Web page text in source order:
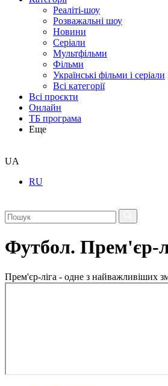
Реаліті-шоу
Розважальні шоу
Новини
Серіали
Мультфільми
Фільми
Українські фільми і серіали
Всі категорії
Всі проєкти
Онлайн
ТБ програма
Еще
UA
RU
Футбол. Прем'єр-
Прем'єр-ліга - одне з найважливіших